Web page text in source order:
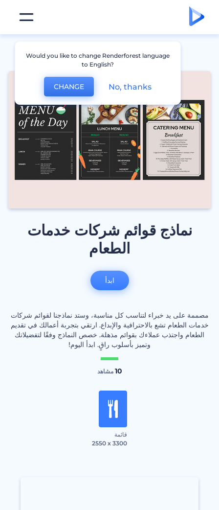
نماذج قوائم شركات خدمات
الطعام
مصممة على يد خبراء لتناسب كل مناسبة، وستد نماذجنا لقوائم شركات
خدمات الطعام تشع بالاحترافية والإبداع. ارتقي بتجربة أعمالك في تقديم
الطعام واجتذب عملاءك بقوائم مذهلة. خصص النماذج وفقًا لتفضيلاتك
وتميز بأسلوب راقٍ. ابدأ اليوم!
10 مشاهد
قائمة
2550 x 3300
ابدأ
Would you like to change Renderforest language
to English?
CHANGE No, thanks